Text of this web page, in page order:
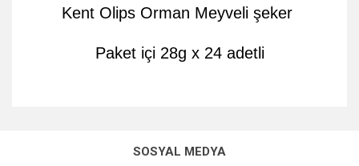
Kent Olips Orman Meyveli şeker
Paket içi 28g x 24 adetli
kullanarak tarafımıza iletebilirsiniz.
Görüş ve önerileriniz için teşekkür ederiz.
SOSYAL MEDYA